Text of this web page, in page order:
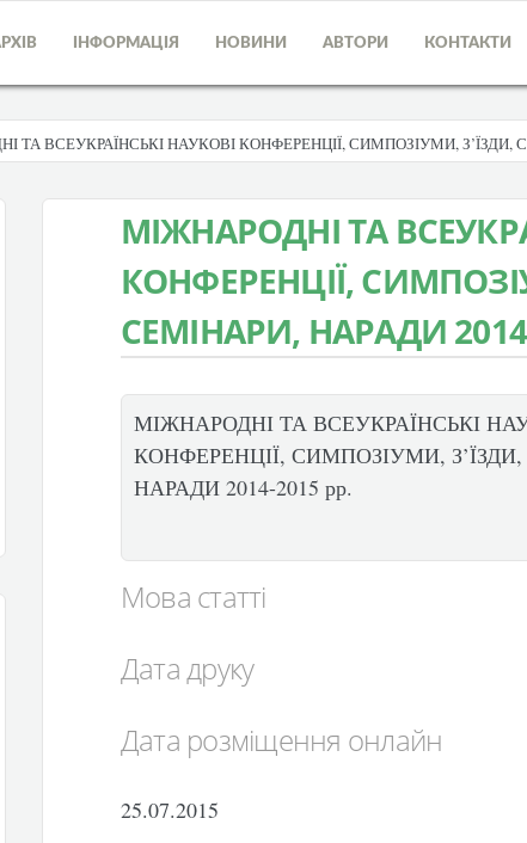
ІНФОРМАЦІЯ НОВИНИ АВТОРИ КОНТАКТИ
ТА ВСЕУКРАЇНСЬКІ НАУКОВІ КОНФЕРЕНЦІЇ, СИМПОЗІУМИ, З’ЇЗДИ,
МІЖНАРОДНІ ТА
КОНФЕРЕНЦІЇ,
СЕМІНАРИ, НАРАДИ
МІЖНАРОДНІ ТА ВСЕУКРАЇНСЬКІ
КОНФЕРЕНЦІЇ, СИМПОЗІУМИ,
НАРАДИ 2014-2015 рр.
Мова статті
Дата друку
Дата розміщення онлайн
25.07.2015